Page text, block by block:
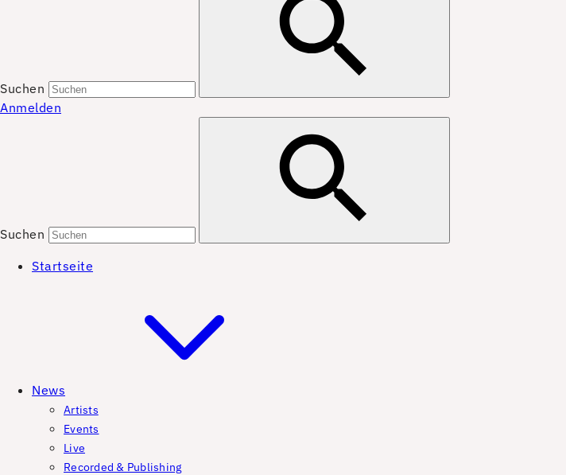
Suchen
Anmelden
Suchen
Startseite
News
Artists
Events
Live
Recorded & Publishing